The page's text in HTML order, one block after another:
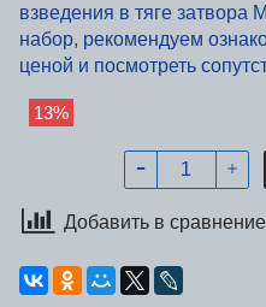
взведения в тяге затвора
набор, рекомендуем
ценой и посмотреть
13%
Добавить в сравнение